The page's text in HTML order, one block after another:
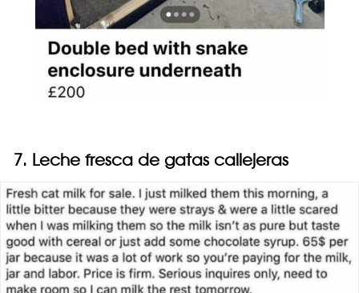
7. Leche fresca de gatas callejeras